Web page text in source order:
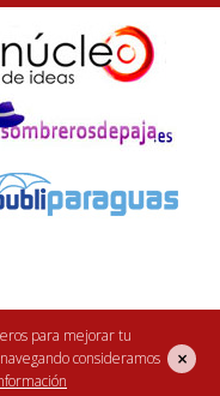
para mejorar tu
consideramos
×
Desarrollo web: